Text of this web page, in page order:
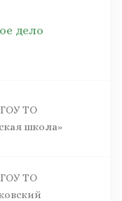
дело
ТО
школа»
ТО